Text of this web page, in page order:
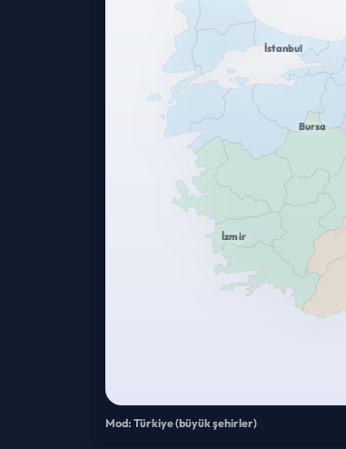
İstanbul
Bursa
İzmir
Mod: Türkiye (büyük şehirler)